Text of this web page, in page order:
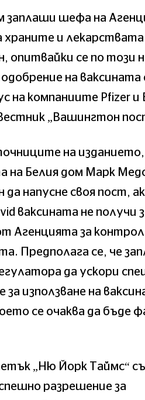
заплаши шефа на
храните и
опитвайки се по този
одобрение на
на компаниите Pfizer и
„Вашингтон
на
на Белия дом Марк
да напусне своя пост,
ваксината не получи
Агенцията за
Предполага се, че
да ускори
за използване на
се очаква да бъде
„Ню Йорк Таймс“
разрешение за